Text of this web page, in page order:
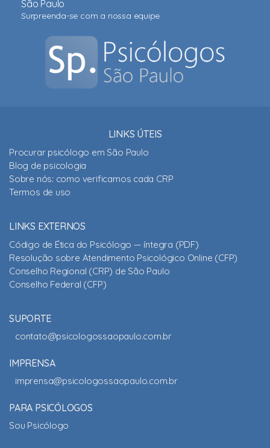
São Paulo
Surpreenda-se com a nossa equipe
LINKS ÚTEIS
Procurar psicólogo em São Paulo
Blog de psicologia
Sobre nós: como verificamos cada CRP
Termos de uso
LINKS EXTERNOS
Código de Ética do Psicólogo — íntegra (PDF)
Resolução sobre Atendimento Psicológico Online (CFP)
Conselho Regional (CRP) de São Paulo
Conselho Federal (CFP)
SUPORTE
contato@psicologossaopaulo.com.br
IMPRENSA
imprensa@psicologossaopaulo.com.br
PARA PSICÓLOGOS
Sou Psicólogo